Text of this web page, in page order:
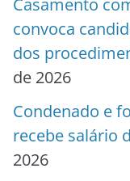
Casamento
convoca
dos
de 2026
Condenado e
recebe salário
2026